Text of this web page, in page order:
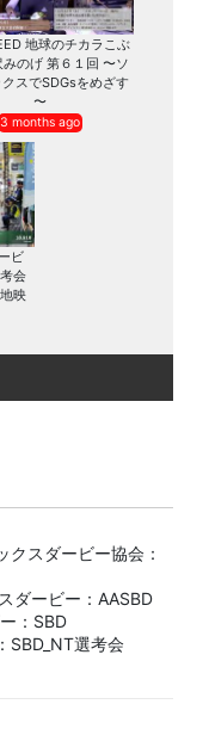
地球のチカラこぶ
のげ 第６１回 〜ソ
スでSDGsをめざす
〜
3 months ago
ビ
会
映
クスダービー協会：
ダービー：AASBD
：SBD
SBD_NT選考会